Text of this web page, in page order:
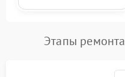
Этапы